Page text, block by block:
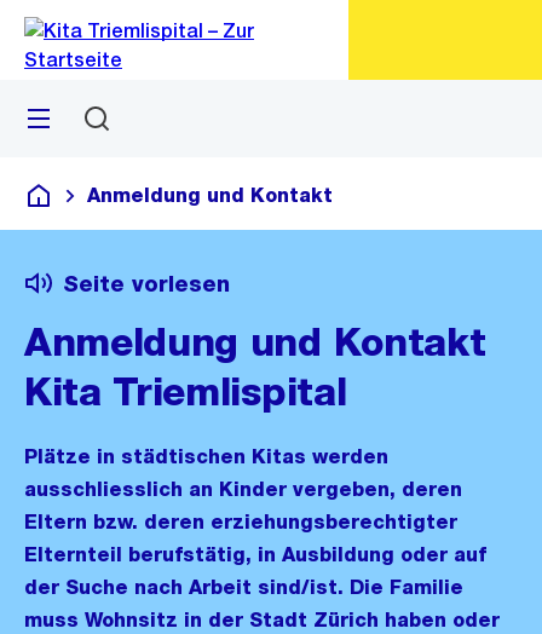
Navigation
Sprunglink
Menü
Kita Triemlispital
Anmeldung und Kontakt
Seite vorlesen
Anmeldung und Kontakt
Kita Triemlispital
Plätze in städtischen Kitas werden
ausschliesslich an Kinder vergeben, deren
Eltern bzw. deren erziehungsberechtigter
Elternteil berufstätig, in Ausbildung oder auf
der Suche nach Arbeit sind/ist. Die Familie
muss Wohnsitz in der Stadt Zürich haben oder